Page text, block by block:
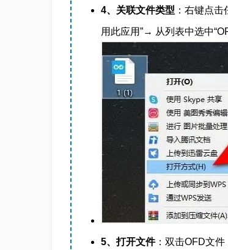
4、关联文件类型 ：右键点
用此应用”→ 从列表中选中
5、打开文件：双击OFD文